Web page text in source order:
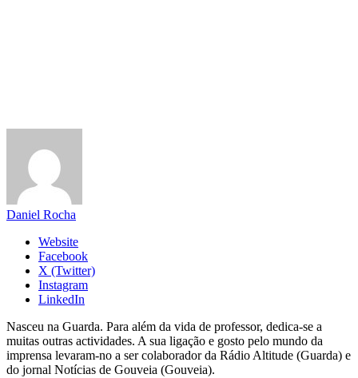
Daniel Rocha
Website
Facebook
X (Twitter)
Instagram
LinkedIn
Nasceu na Guarda. Para além da vida de professor, dedica-se a
muitas outras actividades. A sua ligação e gosto pelo mundo da
imprensa levaram-no a ser colaborador da Rádio Altitude (Guarda) e
do jornal Notícias de Gouveia (Gouveia).